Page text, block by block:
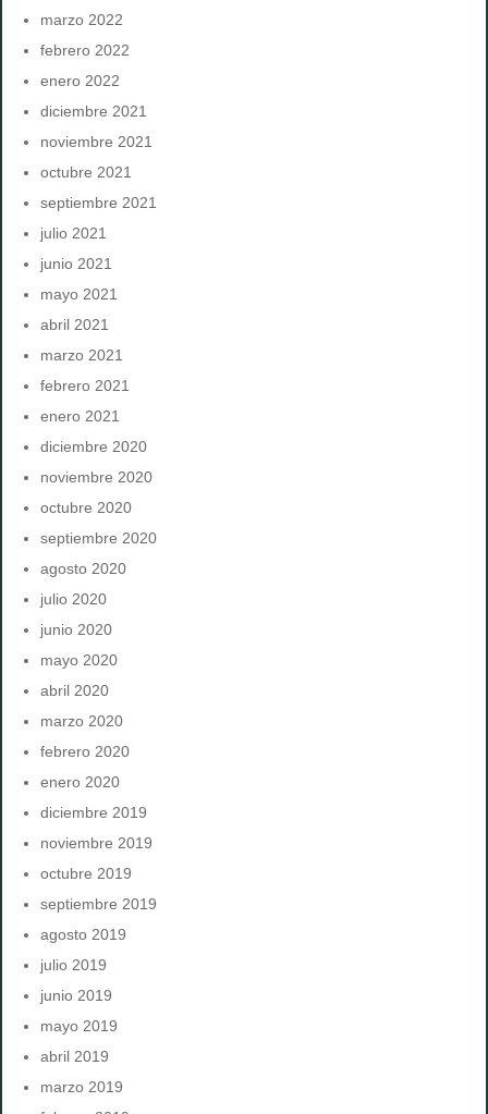
marzo 2022
febrero 2022
enero 2022
diciembre 2021
noviembre 2021
octubre 2021
septiembre 2021
julio 2021
junio 2021
mayo 2021
abril 2021
marzo 2021
febrero 2021
enero 2021
diciembre 2020
noviembre 2020
octubre 2020
septiembre 2020
agosto 2020
julio 2020
junio 2020
mayo 2020
abril 2020
marzo 2020
febrero 2020
enero 2020
diciembre 2019
noviembre 2019
octubre 2019
septiembre 2019
agosto 2019
julio 2019
junio 2019
mayo 2019
abril 2019
marzo 2019